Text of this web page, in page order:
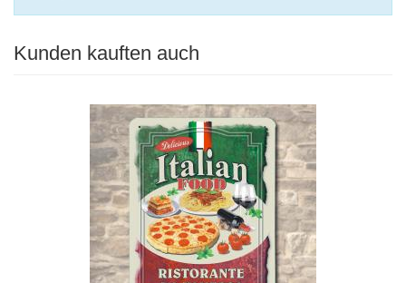
Kunden kauften auch